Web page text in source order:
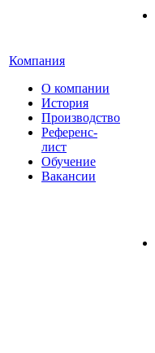
Компания
О компании
История
Производство
Референс-
лист
Обучение
Вакансии